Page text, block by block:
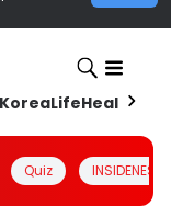
KoreaLifeHealth
Quiz INSIDENESIA